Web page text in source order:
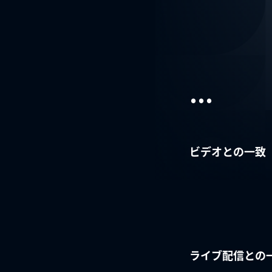
...
ビデオとの一致
ライブ配信との